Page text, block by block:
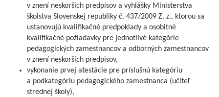
v znení neskorších predpisov a vyhlášky Ministerstva
školstva Slovenskej republiky č. 437/2009 Z. z., ktorou sa
ustanovujú kvalifikačné predpoklady a osobitné
kvalifikačné požiadavky pre jednotlivé kategórie
pedagogických zamestnancov a odborných zamestnancov
v znení neskorších predpisov,
vykonanie prvej atestácie pre príslušnú kategóriu
a podkategóriu pedagogického zamestnanca (učiteľ
strednej školy),